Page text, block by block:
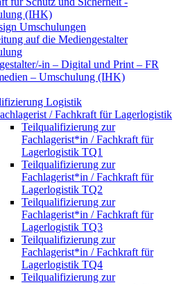
(IHK)
Umschulungen
auf die Mediengestalter
in – Digital und Print – FR
– Umschulung (IHK)
Logistik
/ Fachkraft für Lagerlogistik
Teilqualifizierung zur
Fachlagerist*in / Fachkraft für
Lagerlogistik TQ1
Teilqualifizierung zur
Fachlagerist*in / Fachkraft für
Lagerlogistik TQ2
Teilqualifizierung zur
Fachlagerist*in / Fachkraft für
Lagerlogistik TQ3
Teilqualifizierung zur
Fachlagerist*in / Fachkraft für
Lagerlogistik TQ4
Teilqualifizierung zur